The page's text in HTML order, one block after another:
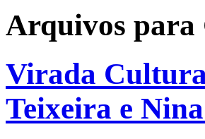
Arquivos para
Virada
Teixeira e